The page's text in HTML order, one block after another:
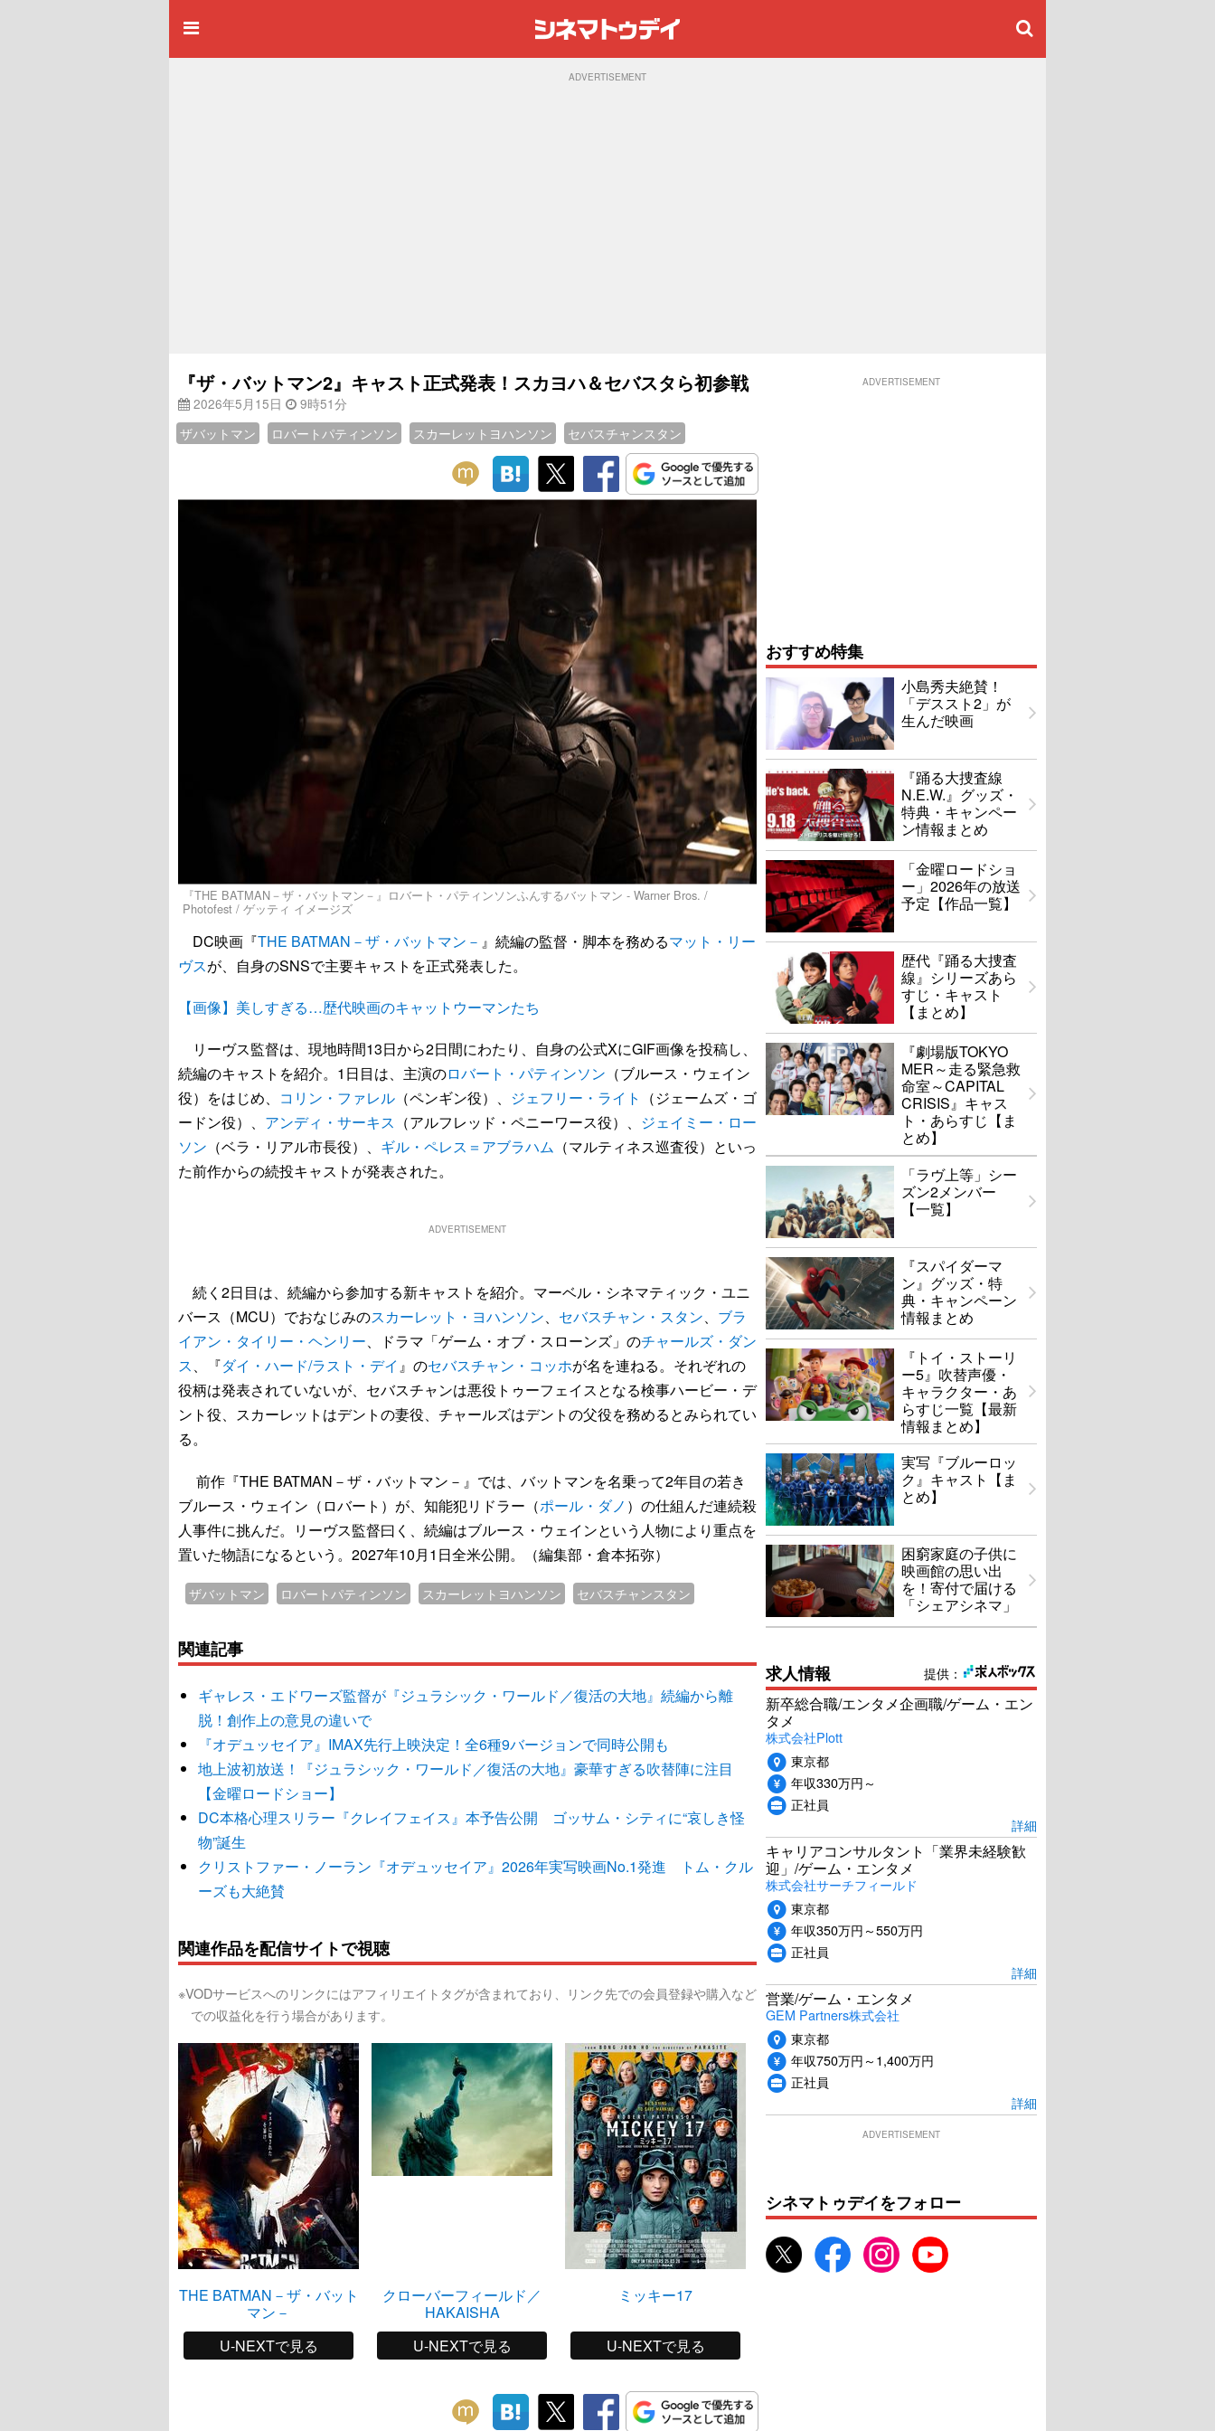
ADVERTISEMENT
『ザ・バットマン2』キャスト正式発表！スカヨハ＆セバスタら初参戦
2026年5月15日
9時51分
ザバットマン
ロバートパティンソン スカーレットヨハンソン セバスチャンスタン
『THE BATMAN－ザ・バットマン－』ロバート・パティンソンふんするバットマン - Warner Bros. /
Photofest / ゲッティ イメージズ
DC映画『THE BATMAN－ザ・バットマン－ 』続編の監督・脚本を務めるマット・リー
ヴスが、自身のSNSで主要キャストを正式発表した。
【画像】美しすぎる…歴代映画のキャットウーマンたち
リーヴス監督は、現地時間13日から2日間にわたり、自身の公式XにGIF画像を投稿し、
続編のキャストを紹介。1日目は、主演のロバート・パティンソン （ブルース・ウェイン
役）をはじめ、 コリン・ファレル （ペンギン役）、 ジェフリー・ライト
（ジェームズ・ゴ
ードン役）、 アンディ・サーキス （アルフレッド・ペニーワース役）、 ジェイミー・ロー
ソン （ベラ・リアル市長役）、 ギル・ペレス＝アブラハム （マルティネス巡査役）といっ
た前作からの続投キャストが発表された。
ADVERTISEMENT
続く2日目は、続編から参加する新キャストを紹介。マーベル・シネマティック・ユニ
バース（MCU）でおなじみのスカーレット・ヨハンソン、 セバスチャン・スタン、 ブラ
イアン・タイリー・ヘンリー、ドラマ「ゲーム・オブ・スローンズ」のチャールズ・ダン
ス、『ダイ・ハード/ラスト・デイ 』のセバスチャン・コッホが名を連ねる。それぞれの
役柄は発表されていないが、セバスチャンは悪役トゥーフェイスとなる検事ハービー・デ
ント役、スカーレットはデントの妻役、チャールズはデントの父役を務めるとみられてい
る。
前作『THE BATMAN－ザ・バットマン－』では、バットマンを名乗って2年目の若き
ブルース・ウェイン（ロバート）が、知能犯リドラー（ポール・ダノ ）の仕組んだ連続殺
人事件に挑んだ。リーヴス監督曰く、続編はブルース・ウェインという人物により重点を
置いた物語になるという。2027年10月1日全米公開。（編集部・倉本拓弥）
ザバットマン ロバートパティンソン スカーレットヨハンソン セバスチャンスタン
関連記事
ギャレス・エドワーズ監督が『ジュラシック・ワールド／復活の大地』続編から離
脱！創作上の意見の違いで
『オデュッセイア』IMAX先行上映決定！全6種9バージョンで同時公開も
地上波初放送！『ジュラシック・ワールド／復活の大地』豪華すぎる吹替陣に注目
【金曜ロードショー】
DC本格心理スリラー『クレイフェイス』本予告公開 ゴッサム・シティに“哀しき怪
物”誕生
クリストファー・ノーラン『オデュッセイア』2026年実写映画No.1発進 トム・クル
ーズも大絶賛
関連作品を配信サイトで視聴
※VODサービスへのリンクにはアフィリエイトタグが含まれており、リンク先での会員登録や購入など
での収益化を行う場合があります。
THE BATMAN－ザ・バット
マン－
U-NEXTで見る
クローバーフィールド／
HAKAISHA
U-NEXTで見る
ミッキー17
U-NEXTで見る
ADVERTISEMENT
おすすめ特集
小島秀夫絶賛！
「デススト2」が
生んだ映画
『踊る大捜査線
N.E.W.』グッズ・
特典・キャンペー
ン情報まとめ
「金曜ロードショ
ー」2026年の放送
予定【作品一覧】
歴代『踊る大捜査
線』シリーズあら
すじ・キャスト
【まとめ】
『劇場版TOKYO
MER～走る緊急救
命室～CAPITAL
CRISIS』キャス
ト・あらすじ【ま
とめ】
「ラヴ上等」シー
ズン2メンバー
【一覧】
『スパイダーマ
ン』グッズ・特
典・キャンペーン
情報まとめ
『トイ・ストーリ
ー5』吹替声優・
キャラクター・あ
らすじ一覧【最新
情報まとめ】
実写『ブルーロッ
ク』キャスト【ま
とめ】
困窮家庭の子供に
映画館の思い出
を！寄付で届ける
「シェアシネマ」
提供：
求人情報
新卒総合職/エンタメ企画職/ゲーム・エン
タメ
株式会社Plott
東京都
年収330万円～
正社員
詳細
キャリアコンサルタント「業界未経験歓
迎」/ゲーム・エンタメ
株式会社サーチフィールド
東京都
年収350万円～550万円
正社員
詳細
営業/ゲーム・エンタメ
GEM Partners株式会社
東京都
年収750万円～1,400万円
正社員
詳細
ADVERTISEMENT
シネマトゥデイをフォロー